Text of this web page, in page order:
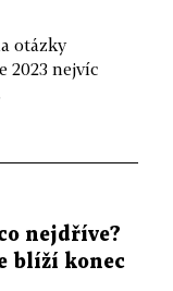
otázky
2023 nejvíc
nejdříve?
blíží konec